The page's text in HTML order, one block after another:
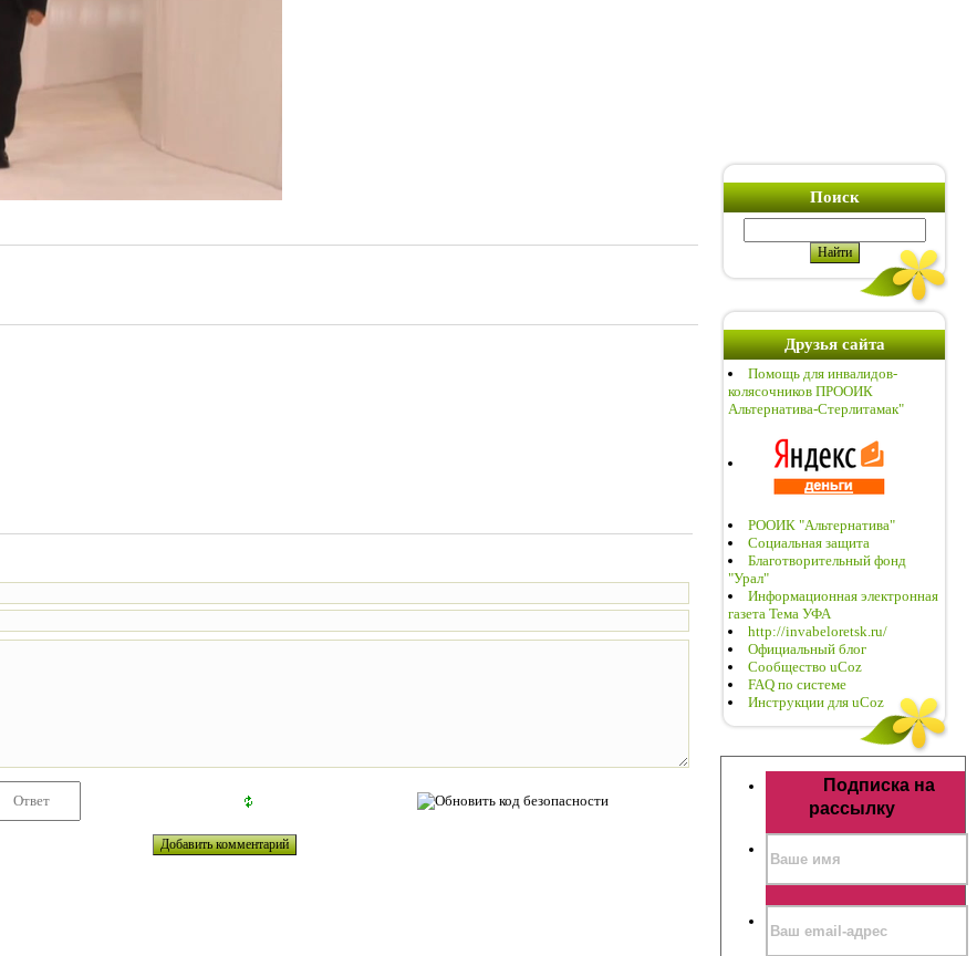
Поиск
Друзья сайта
Помощь для инвалидов-
колясочников ПРООИК
Альтернатива-Стерлитамак"
РООИК "Альтернатива"
Социальная защита
Благотворительный фонд
"Урал"
Информационная электронная
газета Тема УФА
http://invabeloretsk.ru/
Официальный блог
Сообщество uCoz
FAQ по системе
Инструкции для uCoz
Подписка на
рассылку